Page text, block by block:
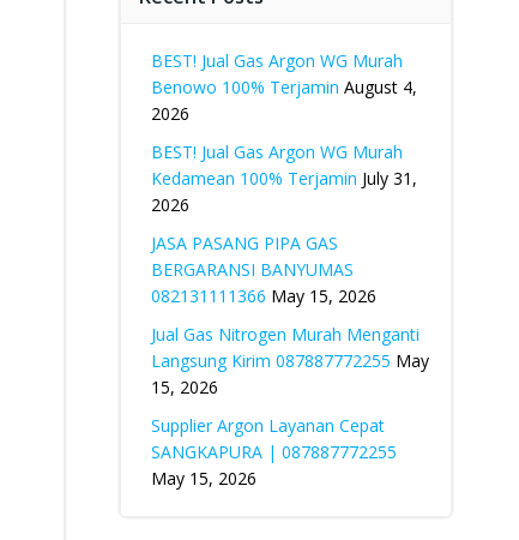
BEST! Jual Gas Argon WG Murah
Benowo 100% Terjamin August 4,
2026
BEST! Jual Gas Argon WG Murah
Kedamean 100% Terjamin July 31,
2026
JASA PASANG PIPA GAS
BERGARANSI BANYUMAS
082131111366 May 15, 2026
Jual Gas Nitrogen Murah Menganti
Langsung Kirim 087887772255 May
15, 2026
Supplier Argon Layanan Cepat
SANGKAPURA | 087887772255
May 15, 2026